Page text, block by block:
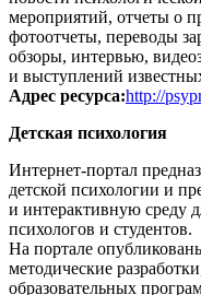
мероприятий, отчеты о
фотоотчеты, переводы
обзоры, интервью,
и выступлений
Адрес ресурса:http://
Детская психология
Интернет-портал
детской психологии и
и интерактивную среду
психологов и студентов.
На портале
методические
образовательных